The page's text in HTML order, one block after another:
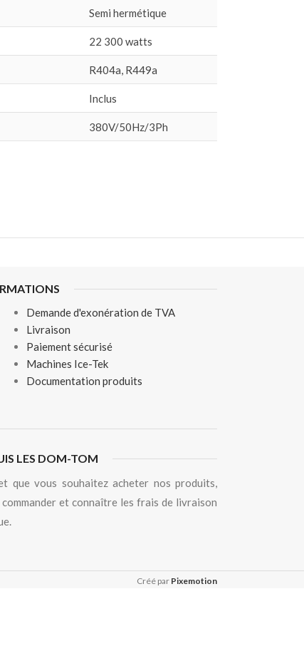
Semi hermétique
22 300 watts
R404a, R449a
Inclus
380V/50Hz/3Ph
Demande d'exonération de TVA
Livraison
Paiement sécurisé
Machines Ice-Tek
Documentation produits
LES DOM-TOM
que vous souhaitez acheter nos produits,
et connaître les frais de livraison
Créé par Pixemotion